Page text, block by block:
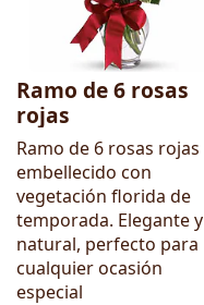
Ramo de 6 rosas
rojas
Ramo de 6 rosas rojas
embellecido con
vegetación florida de
temporada. Elegante y
natural, perfecto para
cualquier ocasión
especial